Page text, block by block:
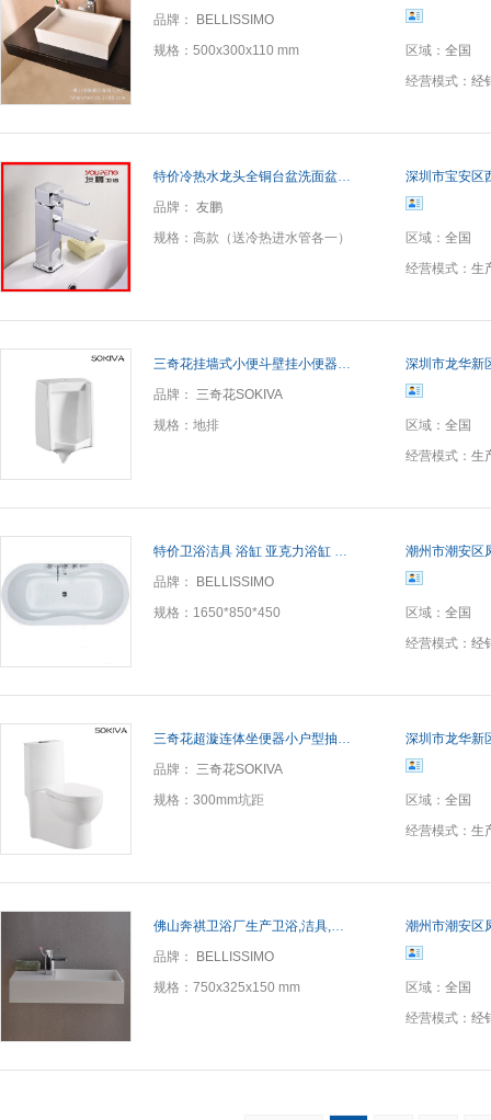
品牌：
BELLISSIMO
规格： 500x300x110 mm 区域： 全国
经营模式： 经
特价冷热水龙头全铜台盆洗面盆单孔冷热水龙头加高龙头艺术盆龙头
品牌： 友鹏
规格： 高款（送冷热进水管各一）
深圳市宝安区
区域： 全国
经营模式： 生
三奇花挂墙式小便斗壁挂小便器 男士尿斗一体小便斗陶瓷小便池
品牌：
三奇花SOKIVA
规格： 地排
深圳市龙华新
区域： 全国
经营模式： 生
特价卫浴洁具 浴缸 亚克力浴缸 普通浴缸 按摩浴缸BA-8812
品牌：
BELLISSIMO
规格： 1650*850*450
潮州市潮安区
区域： 全国
经营模式： 经
三奇花超漩连体坐便器小户型抽水马桶 智洁釉工程批发一体马桶
品牌：
三奇花SOKIVA
规格： 300mm坑距
深圳市龙华新
区域： 全国
经营模式： 生
佛山奔祺卫浴厂生产卫浴,洁具,浴缸,人造石洗手盆型号 BS-8410
品牌：
BELLISSIMO
规格： 750x325x150 mm
潮州市潮安区
区域： 全国
经营模式： 经